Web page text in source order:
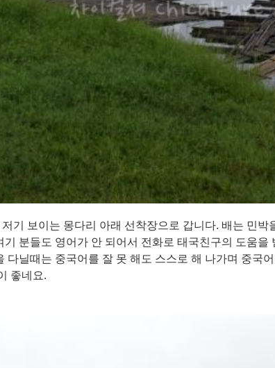
기 보이는 몽다리 아래 선착장으로 갑니다. 배는 민
분들도 영어가 안 되어서 전화로 태국친구의 도움을
다닐때는 중국어를 잘 못 해도 스스로 해 나가며 중
좋네요.